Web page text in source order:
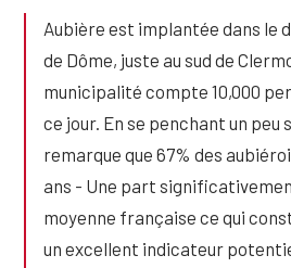
Aubière est implantée dans le
de Dôme, juste au sud de
municipalité compte 10,000
ce jour. En se penchant un peu
remarque que 67% des
ans - Une part
moyenne française ce qui
un excellent indicateur